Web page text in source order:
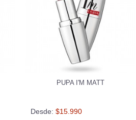
PUPA I'M MATT
Desde: $15.990